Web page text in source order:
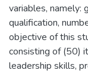
variables, namely:
qualification,
objective of this
consisting of (50)
leadership skills,